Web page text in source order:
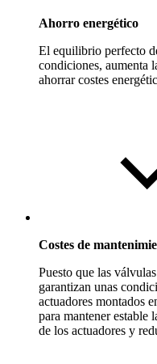
Ahorro energético
El equilibrio perfecto
condiciones, aumenta
ahorrar costes
Costes de
Puesto que las
garantizan unas
actuadores montados
para mantener estable
de los actuadores y